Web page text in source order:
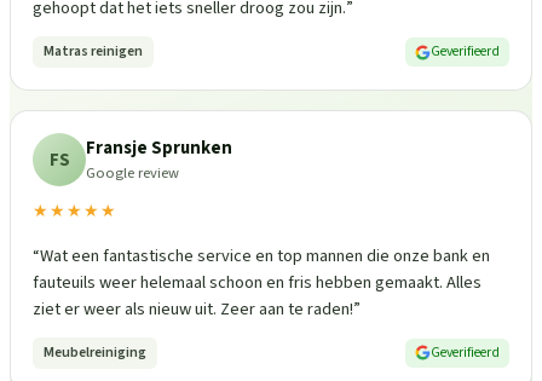
gehoopt dat het iets sneller droog zou zijn.”
Matras reinigen Geverifieerd
FS Fransje Sprunken
Google review
★★★★★
“Wat een fantastische service en top mannen die onze bank en
fauteuils weer helemaal schoon en fris hebben gemaakt. Alles
ziet er weer als nieuw uit. Zeer aan te raden!”
Meubelreiniging Geverifieerd